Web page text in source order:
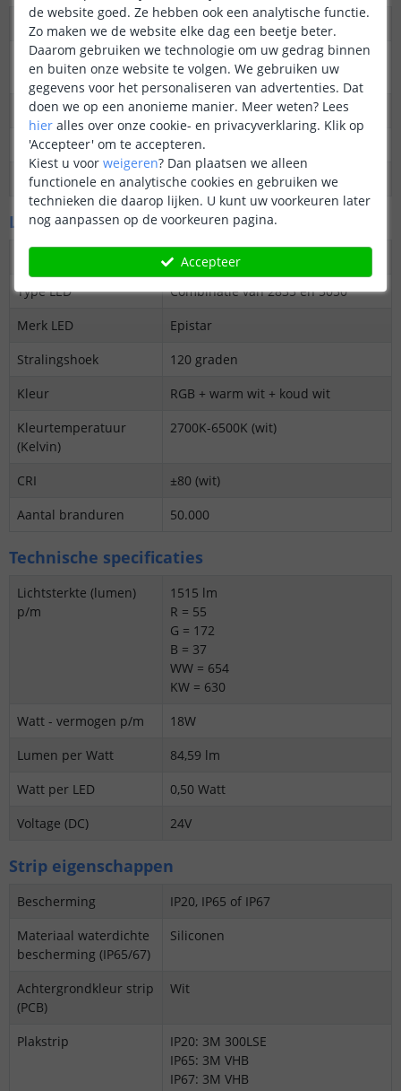
Dimbaar
3M plakstrip over de
gehele lengte
Ja
Garantie
5 jaar
Op maat te knippen
elke 16,6 cm
Datasheet
Download
LED's en licht
36
Type LED
Combinatie van 2835 en 5050
Merk LED
Epistar
Stralingshoek
120 graden
Kleur
RGB + warm wit + koud wit
Kleurtemperatuur
(Kelvin)
2700K-6500K (wit)
CRI
±80 (wit)
Aantal branduren
50.000
Technische specificaties
Lichtsterkte (lumen)
p/m
1515 lm
R = 55
G = 172
B = 37
WW = 654
KW = 630
Watt - vermogen p/m
18W
Lumen per Watt
84,59 lm
Watt per LED
0,50 Watt
Voltage (DC)
24V
Strip eigenschappen
Bescherming
IP20, IP65 of IP67
Materiaal waterdichte
bescherming (IP65/67)
Siliconen
Achtergrondkleur strip
(PCB)
Wit
Plakstrip
IP20: 3M 300LSE
IP65: 3M VHB
IP67: 3M VHB
de website goed. Ze hebben ook een analytische functie.
Zo maken we de website elke dag een beetje beter.
Daarom gebruiken we technologie om uw gedrag binnen
en buiten onze website te volgen. We gebruiken uw
gegevens voor het personaliseren van advertenties. Dat
doen we op een anonieme manier. Meer weten? Lees
hier alles over onze cookie- en privacyverklaring. Klik op
'Accepteer' om te accepteren.
Kiest u voor weigeren? Dan plaatsen we alleen
functionele en analytische cookies en gebruiken we
technieken die daarop lijken. U kunt uw voorkeuren later
nog aanpassen op de voorkeuren pagina.
Accepteer